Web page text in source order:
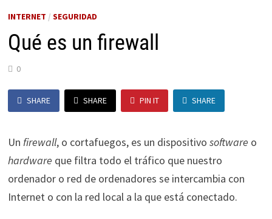
INTERNET / SEGURIDAD
Qué es un firewall
0
SHARE SHARE PIN IT SHARE
Un firewall, o cortafuegos, es un dispositivo software o
hardware que filtra todo el tráfico que nuestro
ordenador o red de ordenadores se intercambia con
Internet o con la red local a la que está conectado.